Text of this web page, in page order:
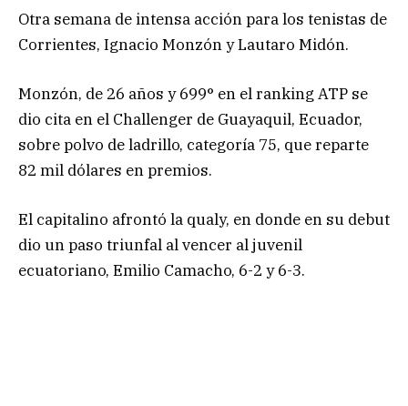
Otra semana de intensa acción para los tenistas de
Corrientes, Ignacio Monzón y Lautaro Midón.
Monzón, de 26 años y 699° en el ranking ATP se
dio cita en el Challenger de Guayaquil, Ecuador,
sobre polvo de ladrillo, categoría 75, que reparte
82 mil dólares en premios.
El capitalino afrontó la qualy, en donde en su debut
dio un paso triunfal al vencer al juvenil
ecuatoriano, Emilio Camacho, 6-2 y 6-3.